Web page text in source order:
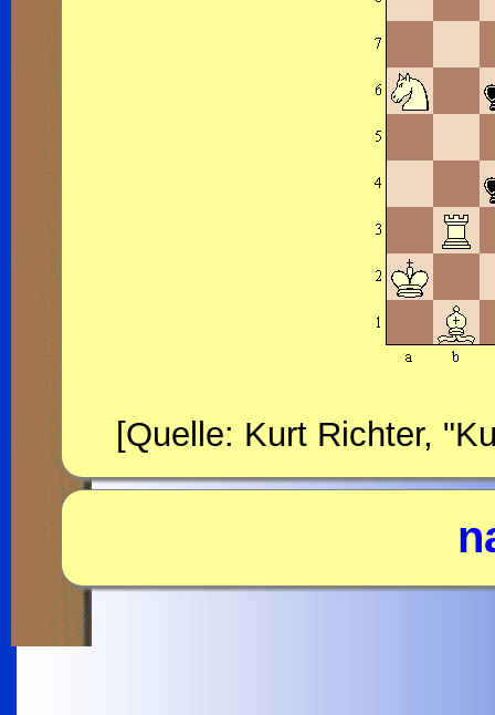
[Quelle: Kurt Richter,